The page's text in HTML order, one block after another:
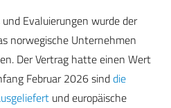
Evaluierungen wurde der
norwegische Unternehmen
Der Vertrag hatte einen Wert
Februar 2026 sinddie
und europäische